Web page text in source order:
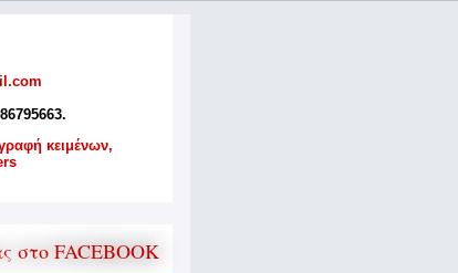
κειμένων,
στο FACEBOOK